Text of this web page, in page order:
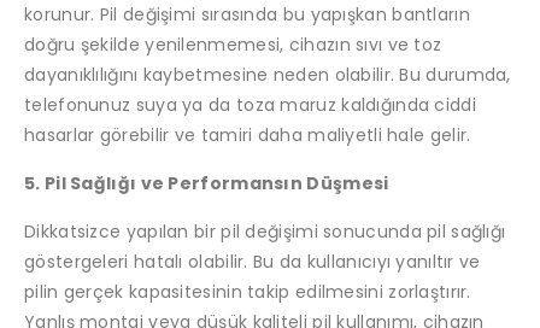
korunur. Pil değişimi sırasında bu yapışkan bantların
doğru şekilde yenilenmemesi, cihazın sıvı ve toz
dayanıklılığını kaybetmesine neden olabilir. Bu durumda,
telefonunuz suya ya da toza maruz kaldığında ciddi
hasarlar görebilir ve tamiri daha maliyetli hale gelir.
5. Pil Sağlığı ve Performansın Düşmesi
Dikkatsizce yapılan bir pil değişimi sonucunda pil sağlığı
göstergeleri hatalı olabilir. Bu da kullanıcıyı yanıltır ve
pilin gerçek kapasitesinin takip edilmesini zorlaştırır.
Yanlış montaj veya düşük kaliteli pil kullanımı, cihazın